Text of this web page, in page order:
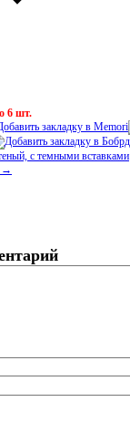
6 шт.
с темными вставками
→